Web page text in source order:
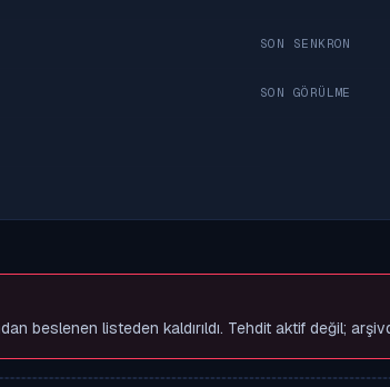
SON SENKRON
SON GÖRÜLME
beslenen listeden kaldırıldı. Tehdit aktif değil;